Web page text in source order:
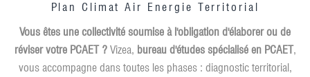
Plan Climat Air Energie Territorial
Vous êtes une collectivité soumise à l'obligation d'élaborer ou de
réviser votre PCAET ?Vizea, bureau d'études spécialisé en PCAET,
vous accompagne dans toutes les phases : diagnostic territorial,